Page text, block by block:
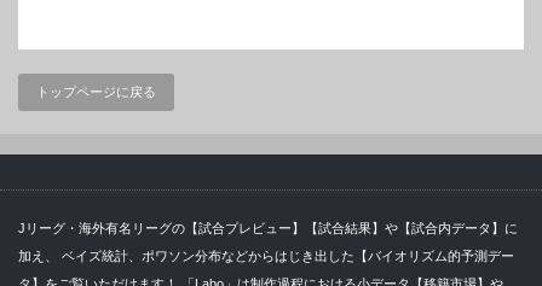
トップページに戻る
Jリーグ・海外有名リーグの【試合プレビュー】【試合結果】や【試合内データ】に
加え、 ベイズ統計、ポワソン分布などからはじき出した【バイオリズム的予測デー